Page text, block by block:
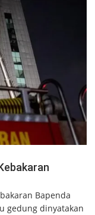
Bapenda
gedung dinyatakan